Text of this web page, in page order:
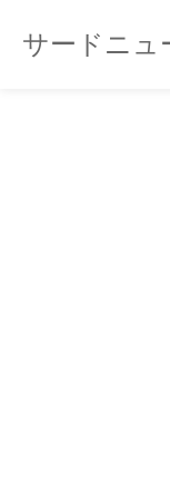
サードニュ